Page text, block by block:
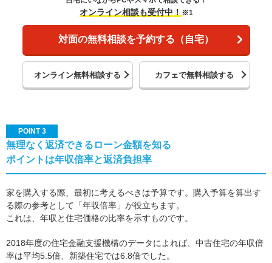
オンライン相談も受付中！ ※1
対面の無料相談を予約する（自宅）
オンライン無料相談する カフェで無料相談する
POINT 3
無理なく返済できるローン金額を知る
ポイントは年収倍率と返済負担率
家を購入する際、最初に考えるべきは予算です。購入予算を算出す
る際の参考として「年収倍率」が役立ちます。
これは、年収と住宅価格の比率を示すものです。
2018年度の住宅金融支援機構のデータによれば、中古住宅の年収倍
率は平均5.5倍、新築住宅では6.8倍でした。